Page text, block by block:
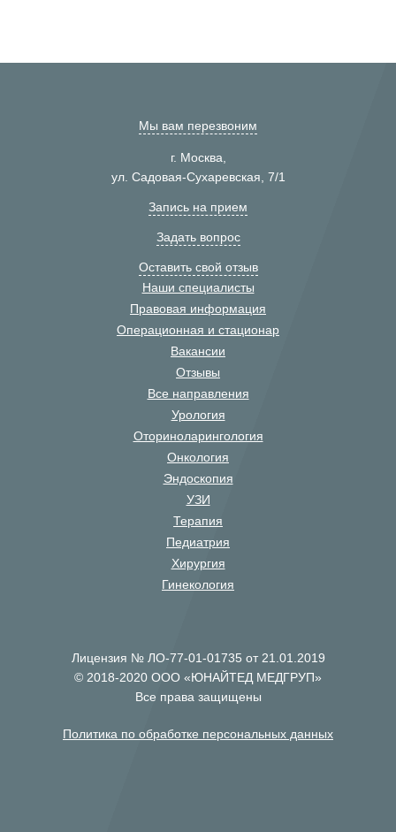
Мы вам перезвоним
г. Москва,
ул. Садовая-Сухаревская, 7/1
Запись на прием
Задать вопрос
Оставить свой отзыв
Наши специалисты
Правовая информация
Операционная и стационар
Вакансии
Отзывы
Все направления
Урология
Оториноларингология
Онкология
Эндоскопия
УЗИ
Терапия
Педиатрия
Хирургия
Гинекология
Лицензия № ЛО-77-01-01735 от 21.01.2019
© 2018-2020 ООО «ЮНАЙТЕД МЕДГРУП»
Все права защищены
Политика по обработке персональных данных